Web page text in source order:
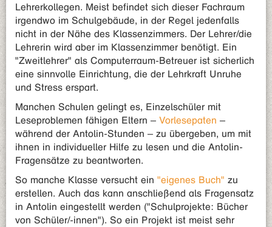
Lehrerkollegen. Meist befindet sich dieser Fachraum
irgendwo im Schulgebäude, in der Regel jedenfalls
nicht in der Nähe des Klassenzimmers. Der Lehrer/die
Lehrerin wird aber im Klassenzimmer benötigt. Ein
"Zweitlehrer" als Computerraum-Betreuer ist sicherlich
eine sinnvolle Einrichtung, die der Lehrkraft Unruhe
und Stress erspart.
Manchen Schulen gelingt es, Einzelschüler mit
Leseproblemen fähigen Eltern – Vorlesepaten –
während der Antolin-Stunden – zu übergeben, um mit
ihnen in individueller Hilfe zu lesen und die Antolin-
Fragensätze zu beantworten.
So manche Klasse versucht ein "eigenes Buch" zu
erstellen. Auch das kann anschließend als Fragensatz
in Antolin eingestellt werden ("Schulprojekte: Bücher
von Schüler/-innen"). So ein Projekt ist meist sehr